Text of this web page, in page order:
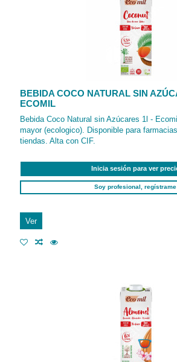
BEBIDA COCO NATURAL SIN
ECOMIL
Bebida Coco Natural sin Azúcares 1l -
mayor (ecologico). Disponible para
tiendas. Alta con CIF.
Inicia sesión para ver
Soy profesional, regístrame
Ver